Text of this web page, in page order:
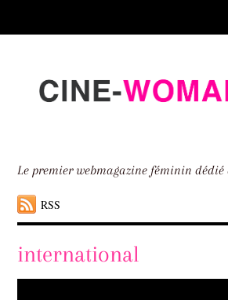
down
Le premier webmagazine féminin
RSS
international